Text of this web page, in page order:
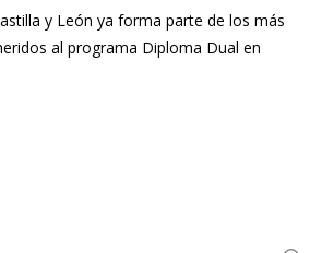
y León ya forma parte de los más
al programa Diploma Dual en